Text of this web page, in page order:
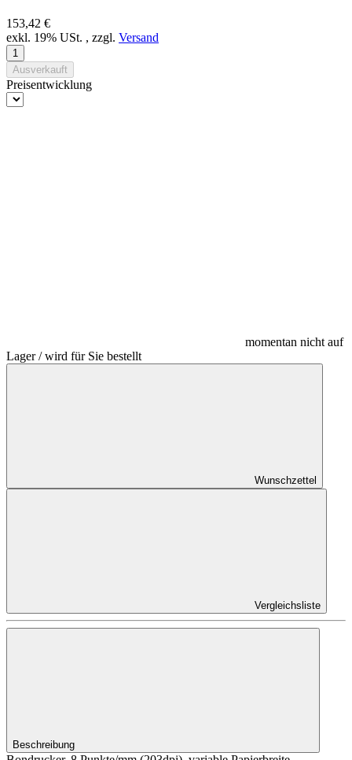
153,42 €
exkl. 19% USt. , zzgl. Versand
Ausverkauft
Preisentwicklung
momentan nicht auf
Lager / wird für Sie bestellt
Wunschzettel
Vergleichsliste
Beschreibung